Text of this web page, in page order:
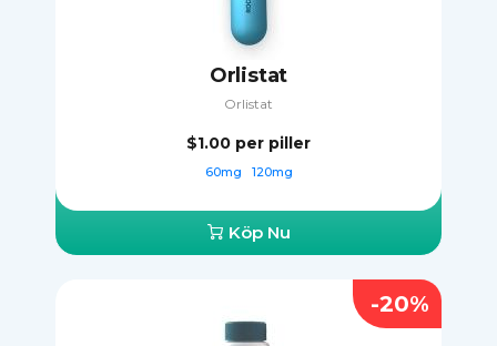
Orlistat
Orlistat
$1.00 per piller
60mg 120mg
Köp Nu
-20%